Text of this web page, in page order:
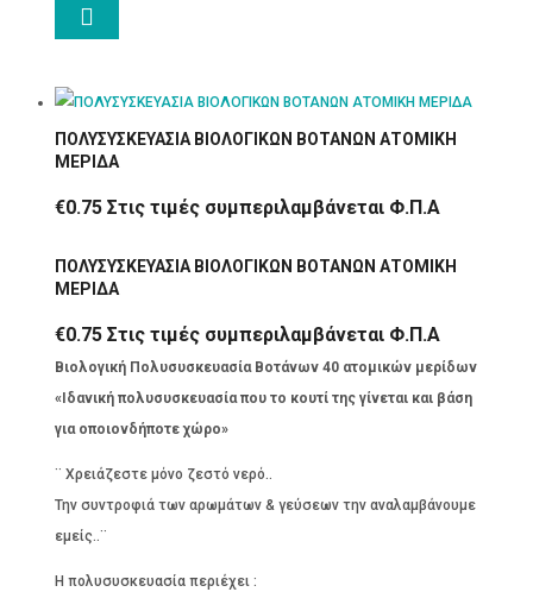

ΠΟΛΥΣΥΣΚΕΥΑΣΙΑ ΒΙΟΛΟΓΙΚΩΝ ΒΟΤΑΝΩΝ ΑΤΟΜΙΚΗ
ΜΕΡΙΔΑ
€0.75 Στις τιμές συμπεριλαμβάνεται Φ.Π.Α
ΠΟΛΥΣΥΣΚΕΥΑΣΙΑ ΒΙΟΛΟΓΙΚΩΝ ΒΟΤΑΝΩΝ ΑΤΟΜΙΚΗ
ΜΕΡΙΔΑ
€0.75 Στις τιμές συμπεριλαμβάνεται Φ.Π.Α
Βιολογική Πολυσυσκευασία Βοτάνων 40 ατομικών μερίδων
«Ιδανική πολυσυσκευασία που το κουτί της γίνεται και βάση
για οποιονδήποτε χώρο»
¨ Χρειάζεστε μόνο ζεστό νερό..
Την συντροφιά των αρωμάτων & γεύσεων την αναλαμβάνουμε
εμείς..¨
Η πολυσυσκευασία περιέχει :